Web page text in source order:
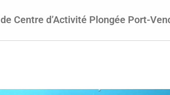
Centre d’Activité Plongée Port-